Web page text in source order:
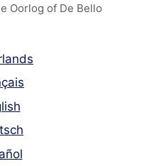
Oorlog of De Bello